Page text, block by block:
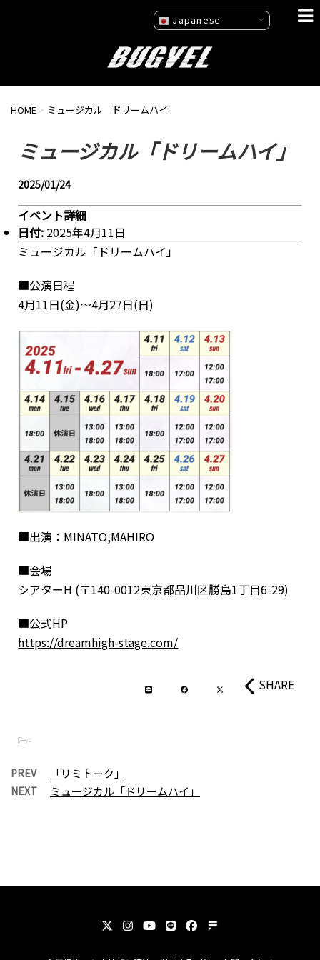
HOME > ミュージカル「ドリームハイ」
ミュージカル「ドリームハイ」
2025/01/24
イベント詳細
日付: 2025年4月11日
ミュージカル「ドリームハイ」
■公演日程
4月11日(金)～4月27日(日)
■出演：MINATO,MAHIRO
■会場
シアターH (〒140-0012東京都品川区勝島1丁目6-29)
■公式HP
https://dreamhigh-stage.com/
SHARE
-
PREV 「リミトーク」
NEXT ミュージカル「ドリームハイ」
Japanese